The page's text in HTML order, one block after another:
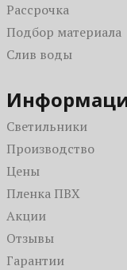
В гостиную
На кухню
Одноуровневые
Со световыми
С подсветкой
С фотопечатью
Рассрочка
Подбор материала
Слив воды
Светильники
Производство
Цены
Пленка ПВХ
Акции
Отзывы
Гарантии